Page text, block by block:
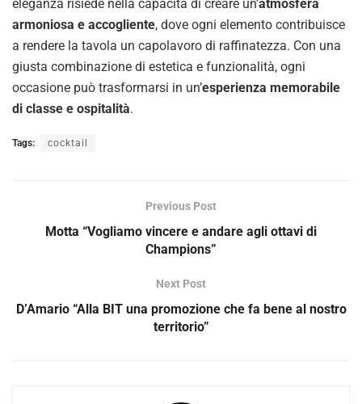
eleganza risiede nella capacità di creare un’atmosfera
armoniosa e accogliente, dove ogni elemento contribuisce
a rendere la tavola un capolavoro di raffinatezza. Con una
giusta combinazione di estetica e funzionalità, ogni
occasione può trasformarsi in un’esperienza memorabile
di classe e ospitalità.
Tags: cocktail
Previous Post
Motta “Vogliamo vincere e andare agli ottavi di
Champions”
Next Post
D’Amario “Alla BIT una promozione che fa bene al nostro
territorio”